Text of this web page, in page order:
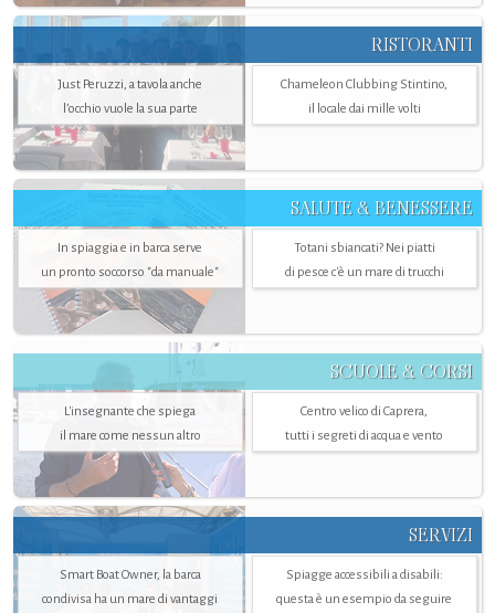
RISTORANTI
Just Peruzzi, a tavola anche
l’occhio vuole la sua parte
Chameleon Clubbing Stintino,
il locale dai mille volti
SALUTE & BENESSERE
In spiaggia e in barca serve
un pronto soccorso "da manuale"
Totani sbiancati? Nei piatti
di pesce c'è un mare di trucchi
SCUOLE & CORSI
L'insegnante che spiega
il mare come nessun altro
Centro velico di Caprera,
tutti i segreti di acqua e vento
SERVIZI
Smart Boat Owner, la barca
condivisa ha un mare di vantaggi
Spiagge accessibili a disabili:
questa è un esempio da seguire